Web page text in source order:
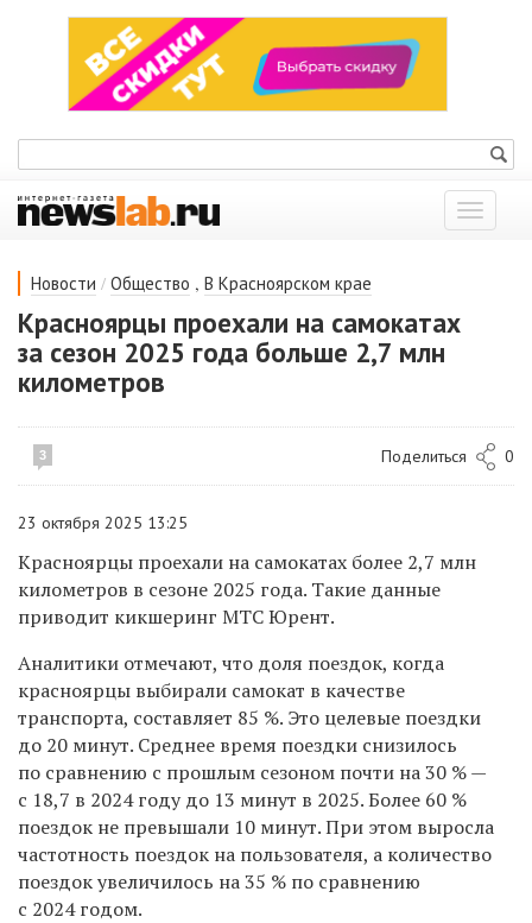
Показать
меню
Новости / Общество , В Красноярском крае
Красноярцы проехали на самокатах
за сезон 2025 года больше 2,7 млн
километров
3 Поделиться 0
23 октября 2025 13:25
Красноярцы проехали на самокатах более 2,7 млн
километров в сезоне 2025 года. Такие данные
приводит кикшеринг МТС Юрент.
Аналитики отмечают, что доля поездок, когда
красноярцы выбирали самокат в качестве
транспорта, составляет 85 %. Это целевые поездки
до 20 минут. Среднее время поездки снизилось
по сравнению с прошлым сезоном почти на 30 % —
с 18,7 в 2024 году до 13 минут в 2025. Более 60 %
поездок не превышали 10 минут. При этом выросла
частотность поездок на пользователя, а количество
поездок увеличилось на 35 % по сравнению
с 2024 годом.